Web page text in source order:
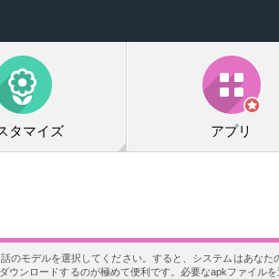
タマイズ アプリ
のモデルを選択してください。すると、システムはあなた
ウンロードするのが極めて便利です。必要なapkファイル